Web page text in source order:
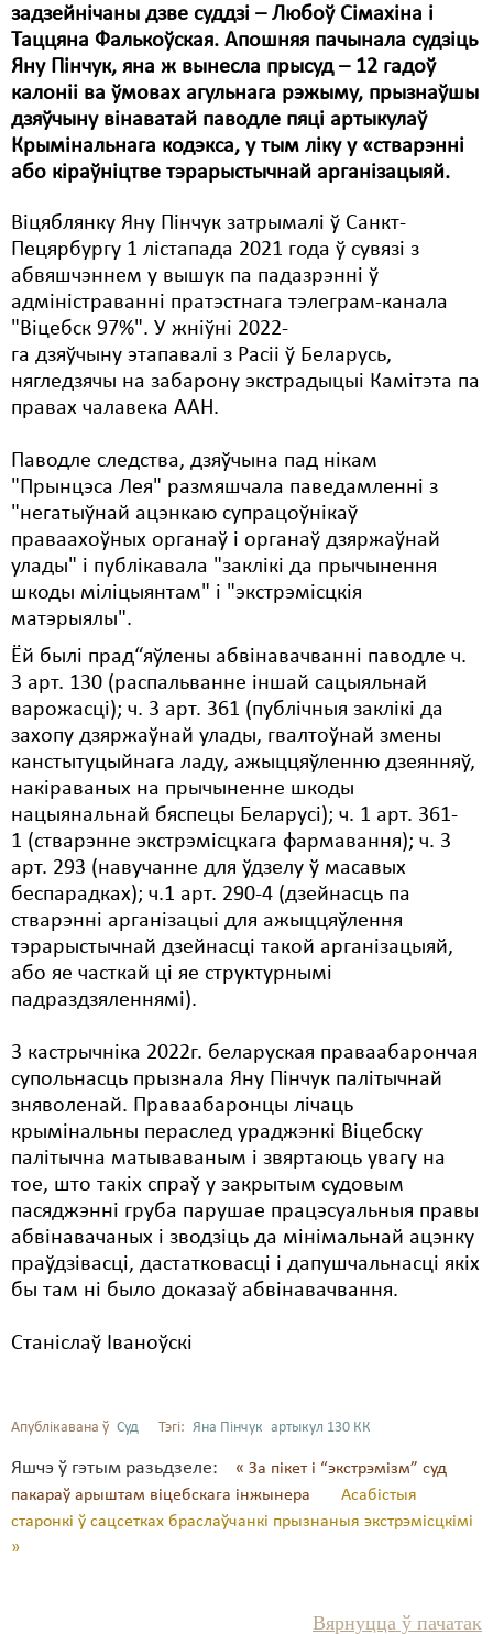
задзейнічаны дзве суддзі – Любоў Сімахіна і
Таццяна Фалькоўская. Апошняя пачынала судзіць
Яну Пінчук, яна ж вынесла прысуд – 12 гадоў
калоніі ва ўмовах агульнага рэжыму, прызнаўшы
дзяўчыну вінаватай паводле пяці артыкулаў
Крымінальнага кодэкса, у тым ліку у «стварэнні
або кіраўніцтве тэрарыстычнай арганізацыяй.
Віцяблянку Яну Пінчук затрымалі ў Санкт-
Пецярбургу 1 лістапада 2021 года ў сувязі з
абвяшчэннем у вышук па падазрэнні ў
адміністраванні пратэстнага тэлеграм-канала
"Віцебск 97%". У жніўні 2022-
га дзяўчыну этапавалі з Расіі ў Беларусь,
нягледзячы на забарону экстрадыцыі Камітэта па
правах чалавека ААН.
Паводле следства, дзяўчына пад нікам
"Прынцэса Лея" размяшчала паведамленні з
"негатыўнай ацэнкаю супрацоўнікаў
праваахоўных органаў і органаў дзяржаўнай
улады" і публікавала "заклікі да прычынення
шкоды міліцыянтам" і "экстрэмісцкія
матэрыялы".
Ёй былі прад“яўлены абвінавачванні паводле ч.
3 арт. 130 (распальванне іншай сацыяльнай
варожасці); ч. 3 арт. 361 (публічныя заклікі да
захопу дзяржаўнай улады, гвалтоўнай змены
канстытуцыйнага ладу, ажыццяўленню дзеянняў,
накіраваных на прычыненне шкоды
нацыянальнай бяспецы Беларусі); ч. 1 арт. 361-
1 (стварэнне экстрэмісцкага фармавання); ч. 3
арт. 293 (навучанне для ўдзелу ў масавых
беспарадках); ч.1 арт. 290-4 (дзейнасць па
стварэнні арганізацыі для ажыццяўлення
тэрарыстычнай дзейнасці такой арганізацыяй,
або яе часткай ці яе структурнымі
падраздзяленнямі).
3 кастрычніка 2022г. беларуская праваабарончая
супольнасць прызнала Яну Пінчук палітычнай
зняволенай. Праваабаронцы лічаць
крымінальны пераслед ураджэнкі Віцебску
палітычна матываваным і звяртаюць увагу на
тое, што такіх спраў у закрытым судовым
пасяджэнні груба парушае працэсуальныя правы
абвінавачаных і зводзіць да мінімальнай ацэнку
праўдзівасці, дастатковасці і дапушчальнасці якіх
бы там ні было доказаў абвінавачвання.
Станіслаў Іваноўскі
Апублікавана ў Суд Тэгі: Яна Пінчук артыкул 130 КК
Яшчэ ў гэтым разьдзеле:
« За пікет і “экстрэмізм” суд
пакараў арыштам віцебскага інжынера
Асабістыя
старонкі ў сацсетках браслаўчанкі прызнаныя экстрэмісцкімі
»
Вярнуцца ў пачатак
Правы дзіцяці
Пэнітэнцыярная сыстэма
Распальваньне варожасьці
Рознае
Свабода сумленьня
Суд
Сьмяротнае пакараньне
Экалёгія
Правы працоўных
Сацыяльныя правы